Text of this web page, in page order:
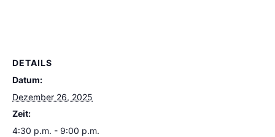
DETAILS
Datum:
Dezember 26, 2025
Zeit:
4:30 p.m. - 9:00 p.m.